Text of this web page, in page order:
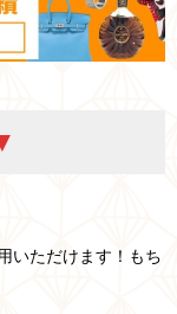
いただけます！もち